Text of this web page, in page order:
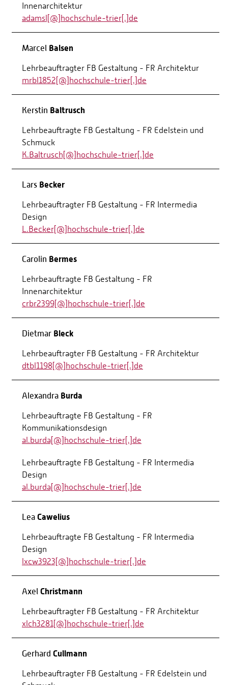
Innenarchitektur
adamsl[@]hochschule-trier[.]de
Marcel Balsen
Lehrbeauftragter FB Gestaltung - FR Architektur
mrbl1852[@]hochschule-trier[.]de
Kerstin Baltrusch
Lehrbeauftragte FB Gestaltung - FR Edelstein und
Schmuck
K.Baltrusch[@]hochschule-trier[.]de
Lars Becker
Lehrbeauftragter FB Gestaltung - FR Intermedia
Design
L.Becker[@]hochschule-trier[.]de
Carolin Bermes
Lehrbeauftragte FB Gestaltung - FR
Innenarchitektur
crbr2399[@]hochschule-trier[.]de
Dietmar Bleck
Lehrbeauftragter FB Gestaltung - FR Architektur
dtbl1198[@]hochschule-trier[.]de
Alexandra Burda
Lehrbeauftragte FB Gestaltung - FR
Kommunikationsdesign
al.burda[@]hochschule-trier[.]de
Lehrbeauftragte FB Gestaltung - FR Intermedia
Design
al.burda[@]hochschule-trier[.]de
Lea Cawelius
Lehrbeauftragte FB Gestaltung - FR Intermedia
Design
lxcw3923[@]hochschule-trier[.]de
Axel Christmann
Lehrbeauftragter FB Gestaltung - FR Architektur
xlch3281[@]hochschule-trier[.]de
Gerhard Cullmann
Lehrbeauftragter FB Gestaltung - FR Edelstein und